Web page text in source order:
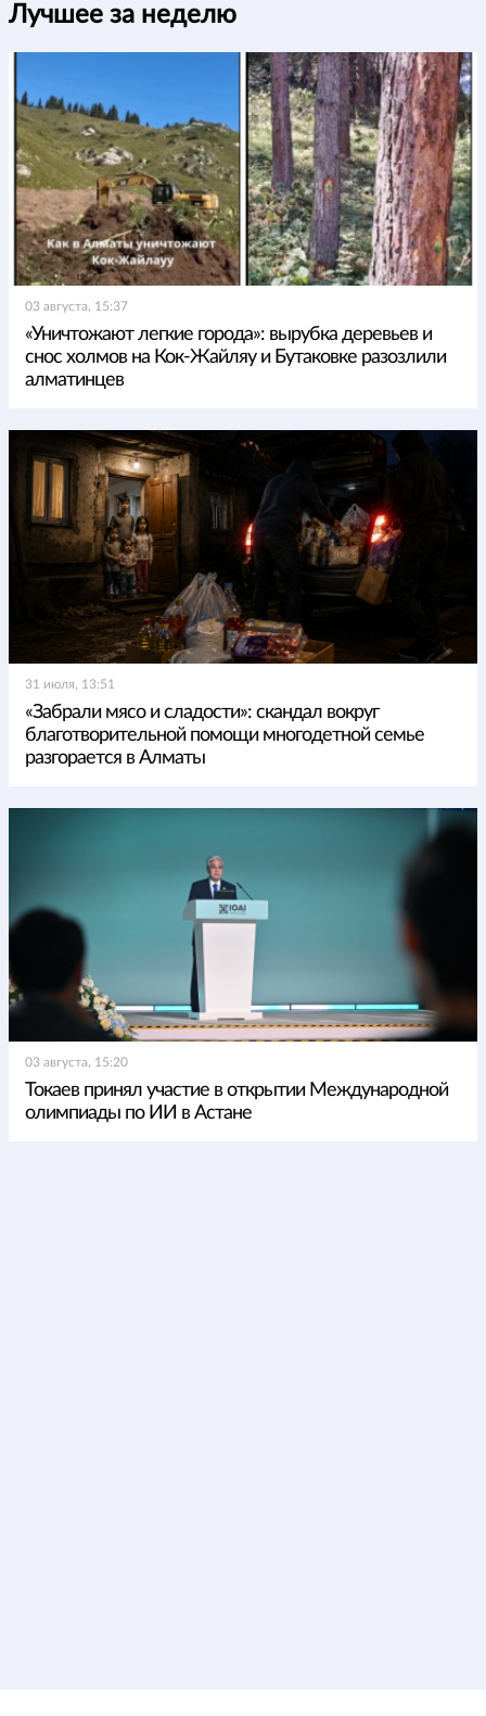
Лучшее за неделю
03 августа, 15:37
«Уничтожают легкие города»: вырубка деревьев и
снос холмов на Кок-Жайляу и Бутаковке разозлили
алматинцев
31 июля, 13:51
«Забрали мясо и сладости»: скандал вокруг
благотворительной помощи многодетной семье
разгорается в Алматы
03 августа, 15:20
Токаев принял участие в открытии Международной
олимпиады по ИИ в Астане